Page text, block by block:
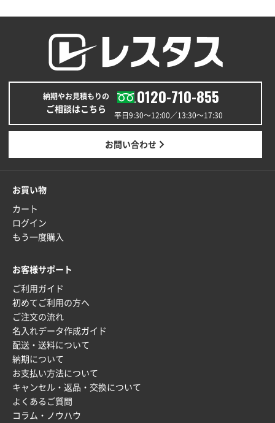
以前の注文も含め価格と品質
青森県K社様
ワンポイントポリ袋 A4サイズ1000枚
2025年12月24日 13:22
安い
ワンポイント箔押し紙袋 M横サイズ(A4対応)100
2025年12月22日 03:31
神奈川県S社様
2025年12月16日 10:39
短納期対応が素晴らしい
富山県O社様
uni ジェットストリーム 07
2025年12月09日 14:04
安い、早い
埼玉県G社様
ラミネート紙袋 規格L4サイズ(B4対応)
納期やお見積もりの
ご相談はこちら
0120-710-855
平日9:30〜12:00／13:30〜17:30
お問い合わせ
お買い物
カート
ログイン
もう一度購入
お客様サポート
ご利用ガイド
初めてご利用の方へ
ご注文の流れ
名入れデータ作成ガイド
配送・送料について
納期について
お支払い方法について
キャンセル・返品・交換について
よくあるご質問
コラム・ノウハウ